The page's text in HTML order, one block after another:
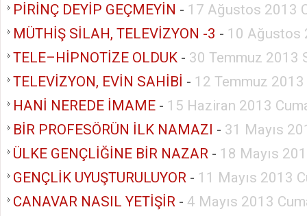
PİRİNÇ DEYİP GEÇMEYİN - 17 Ağustos 2013
MÜTHİŞ SİLAH, TELEVİZYON -3 - 10 Ağustos
TELE–HİPNOTİZE OLDUK - 30 Temmuz 2013
TELEVİZYON, EVİN SAHİBİ - 12 Temmuz 2013
HANİ NEREDE İMAME - 15 Haziran 2013
BİR PROFESÖRÜN İLK NAMAZI - 31 Mayıs
ÜLKE GENÇLİĞİNE BİR NAZAR - 18 Mayıs
GENÇLİK UYUŞTURULUYOR - 11 Mayıs 2013
CANAVAR NASIL YETİŞİR - 4 Mayıs 2013